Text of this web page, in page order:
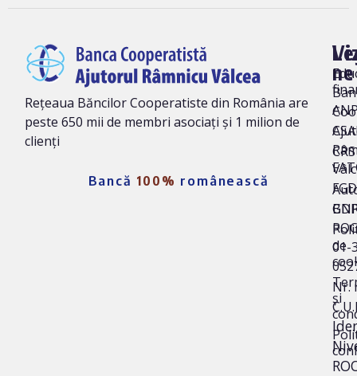
Rețeaua Băncilor Cooperatiste din România are
peste 650 mii de membri asociați și 1 milion de
clienți
Bancă 100% românească
ne
01-
Nr.
de
și